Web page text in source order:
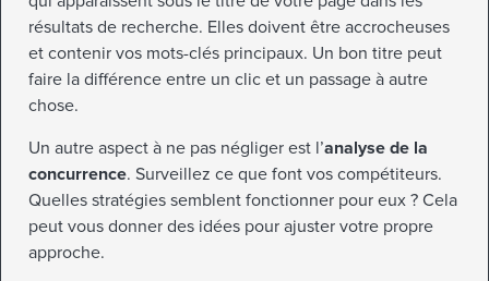
résultats de recherche. Elles doivent être accrocheuses
et contenir vos mots-clés principaux. Un bon titre peut
faire la différence entre un clic et un passage à autre
chose.
Un autre aspect à ne pas négliger est l’analyse de la
concurrence. Surveillez ce que font vos compétiteurs.
Quelles stratégies semblent fonctionner pour eux ? Cela
peut vous donner des idées pour ajuster votre propre
approche.